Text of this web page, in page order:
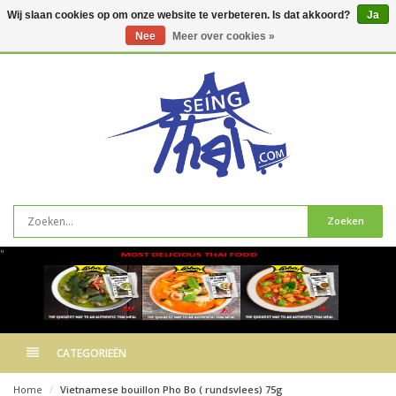
Zoeken
"
CATEGORIEËN
Home Vietnamese bouillon Pho Bo ( rundsvlees) 75g
Wij slaan cookies op om onze website te verbeteren. Is dat akkoord?
Ja
Nee
Meer over cookies »